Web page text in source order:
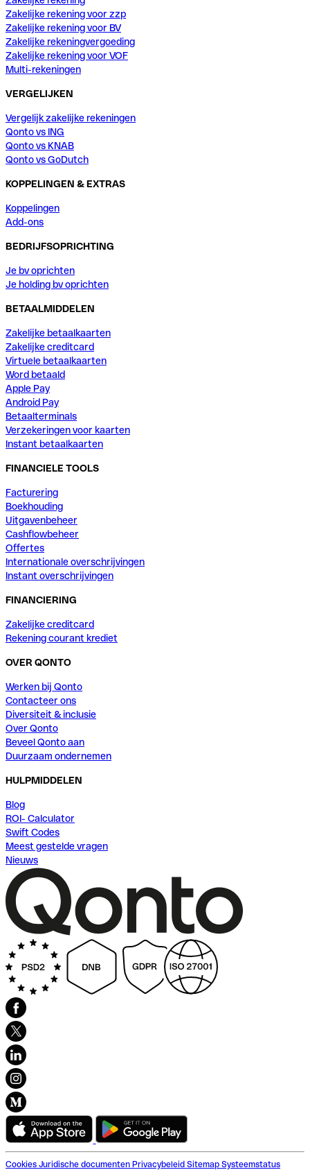
Zakelijke rekening voor zzp
Zakelijke rekening voor BV
Zakelijke rekeningvergoeding
Zakelijke rekening voor VOF
Multi-rekeningen
VERGELIJKEN
Vergelijk zakelijke rekeningen
Qonto vs ING
Qonto vs KNAB
Qonto vs GoDutch
KOPPELINGEN & EXTRAS
Koppelingen
Add-ons
BEDRIJFSOPRICHTING
Je bv oprichten
Je holding bv oprichten
BETAALMIDDELEN
Zakelijke betaalkaarten
Zakelijke creditcard
Virtuele betaalkaarten
Word betaald
Apple Pay
Android Pay
Betaalterminals
Verzekeringen voor kaarten
Instant betaalkaarten
FINANCIELE TOOLS
Facturering
Boekhouding
Uitgavenbeheer
Cashflowbeheer
Offertes
Internationale overschrijvingen
Instant overschrijvingen
FINANCIERING
Zakelijke creditcard
Rekening courant krediet
OVER QONTO
Werken bij Qonto
Contacteer ons
Diversiteit & inclusie
Over Qonto
Beveel Qonto aan
Duurzaam ondernemen
HULPMIDDELEN
Blog
ROI- Calculator
Swift Codes
Meest gestelde vragen
Nieuws
Cookies Juridische documenten Privacybeleid Sitemap Systeemstatus